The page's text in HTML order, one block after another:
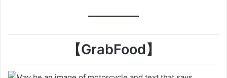
【GrabFood】